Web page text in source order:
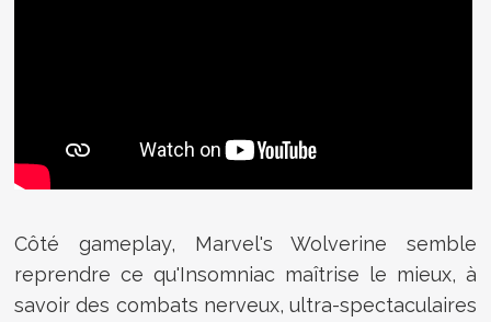
Côté gameplay, Marvel's Wolverine semble
reprendre ce qu'Insomniac maîtrise le mieux, à
savoir des combats nerveux, ultra-spectaculaires